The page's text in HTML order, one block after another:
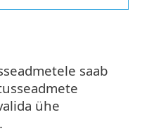
saab
ühe